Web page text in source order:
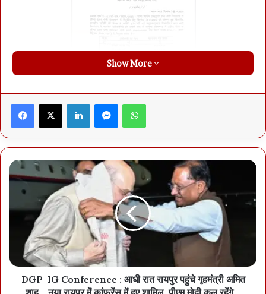
Screenshot
Show More
Facebook X LinkedIn
DGP-IG Conference : आधी रात रायपुर पहुंचे गृहमंत्री अमित